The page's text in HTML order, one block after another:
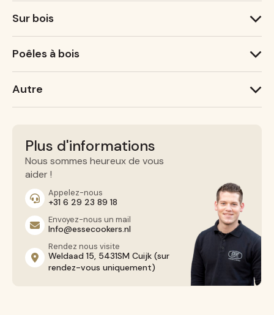
1000 X
Sur bois
Ironheart
Poêles à bois
ESSE 775 B
Autre
Contact
Plus d'informations
Nous sommes heureux de vous
aider !
Appelez-nous
+31 6 29 23 89 18
Envoyez-nous un mail
Info@essecookers.nl
Rendez nous visite
Weldaad 15, 5431SM Cuijk (sur
rendez-vous uniquement)